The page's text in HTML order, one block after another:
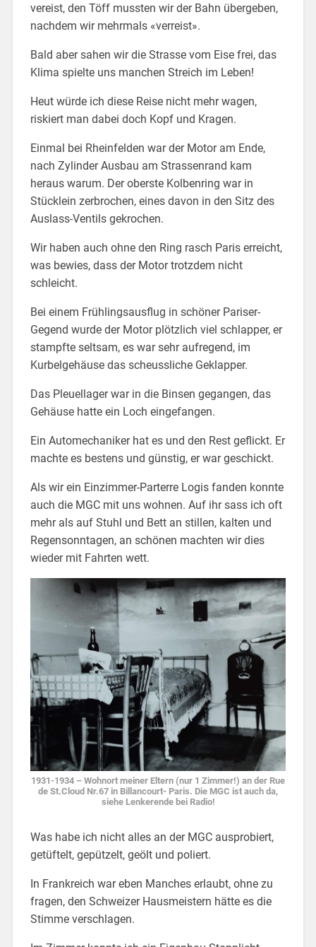
vereist, den Töff mussten wir der Bahn übergeben,
nachdem wir mehrmals «verreist».
Bald aber sahen wir die Strasse vom Eise frei, das
Klima spielte uns manchen Streich im Leben!
Heut würde ich diese Reise nicht mehr wagen,
riskiert man dabei doch Kopf und Kragen.
Einmal bei Rheinfelden war der Motor am Ende,
nach Zylinder Ausbau am Strassenrand kam
heraus warum. Der oberste Kolbenring war in
Stücklein zerbrochen, eines davon in den Sitz des
Auslass-Ventils gekrochen.
Wir haben auch ohne den Ring rasch Paris erreicht,
was bewies, dass der Motor trotzdem nicht
schleicht.
Bei einem Frühlingsausflug in schöner Pariser-
Gegend wurde der Motor plötzlich viel schlapper, er
stampfte seltsam, es war sehr aufregend, im
Kurbelgehäuse das scheussliche Geklapper.
Das Pleuellager war in die Binsen gegangen, das
Gehäuse hatte ein Loch eingefangen.
Ein Automechaniker hat es und den Rest geflickt. Er
machte es bestens und günstig, er war geschickt.
Als wir ein Einzimmer-Parterre Logis fanden konnte
auch die MGC mit uns wohnen. Auf ihr sass ich oft
mehr als auf Stuhl und Bett an stillen, kalten und
Regensonntagen, an schönen machten wir dies
wieder mit Fahrten wett.
1931-1934 – Wohnort meiner Eltern (nur 1 Zimmer!) an der Rue
de St.Cloud Nr.67 in Billancourt- Paris. Die MGC ist auch da,
siehe Lenkerende bei Radio!
Was habe ich nicht alles an der MGC ausprobiert,
getüftelt, gepützelt, geölt und poliert.
In Frankreich war eben Manches erlaubt, ohne zu
fragen, den Schweizer Hausmeistern hätte es die
Stimme verschlagen.